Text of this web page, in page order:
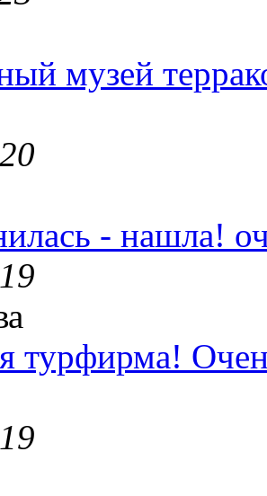
музей
- нашла!
турфирма!